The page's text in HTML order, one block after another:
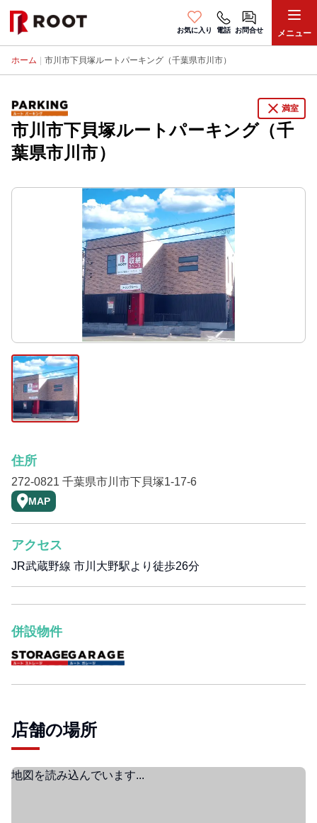
お気に入り 電話 お問合せ メニュー
ホーム 市川市下貝塚ルートパーキング（千葉県市川市）
close 満室
市川市下貝塚ルートパーキング（千
葉県市川市）
住所
272-0821 千葉県市川市下貝塚1-17-6
MAP
アクセス
JR武蔵野線 市川大野駅より徒歩26分
併設物件
店舗の場所
地図を読み込んでいます...